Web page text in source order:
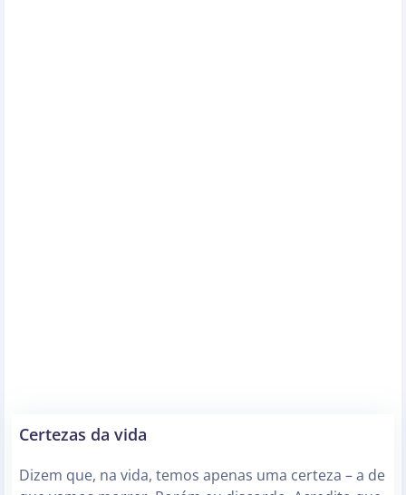
Certezas da vida
Dizem que, na vida, temos apenas uma certeza – a de